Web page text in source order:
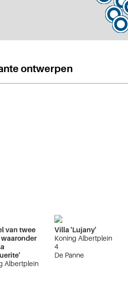
ontwerpen
van twee
Albertplein
Villa 'Lujany'
Koning Albertplein
4
De Panne